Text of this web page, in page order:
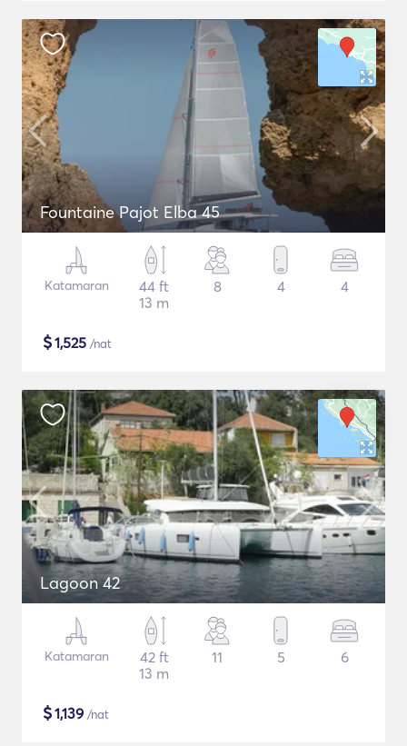
Fountaine Pajot Elba 45
Katamaran
44 ft
13 m
8 4 4
$1,525 /nat
Lagoon 42
Katamaran
42 ft
13 m
11 5 6
$1,139 /nat